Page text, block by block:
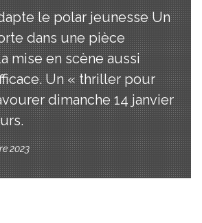
le polar jeunesse Un
dans une pièce
mise en scène aussi
Un « thriller pour
dimanche 14 janvier
2023